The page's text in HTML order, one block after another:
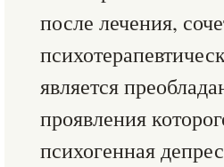
после лечения,
является
проявления
психогенная